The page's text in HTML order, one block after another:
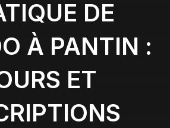
DE
À PANTIN :
ET